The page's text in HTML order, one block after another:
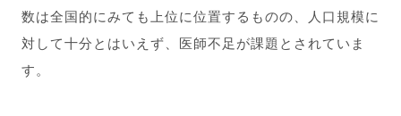
数は全国的にみても上位に位置するものの、人口規模に
対して十分とはいえず、医師不足が課題とされていま
す。